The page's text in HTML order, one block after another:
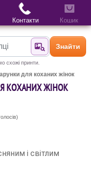
Знайти за
Знайти
схожі принти.
для коханих жінок
КОХАНИХ ЖІНОК
і світлим
Контакти Кошик